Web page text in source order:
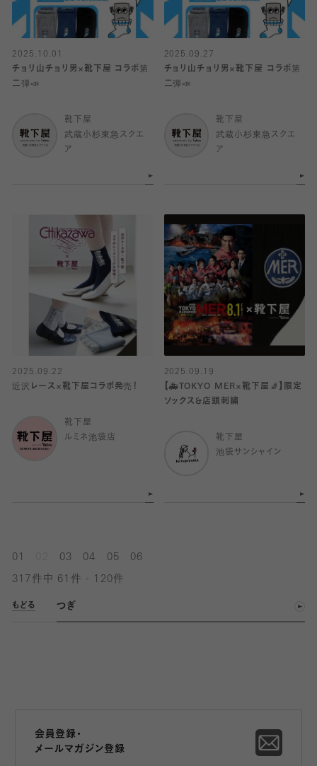
2025.10.01
チョリ山チョリ男×靴下屋 コラボ第
二弾📣
靴下屋
武蔵小杉東急スクエ
ア
2025.09.27
チョリ山チョリ男×靴下屋 コラボ第
二弾📣
靴下屋
武蔵小杉東急スクエ
ア
2025.09.22
近沢レース×靴下屋コラボ発売！
靴下屋
ルミネ池袋店
2025.09.19
【🚑TOKYO MER×靴下屋🧦】限定
ソックス&店頭刺繍
靴下屋
池袋サンシャイン
01 03 04 05 06
317件中 61件 - 120件
もどる つぎ
会員登録・
メールマガジン登録